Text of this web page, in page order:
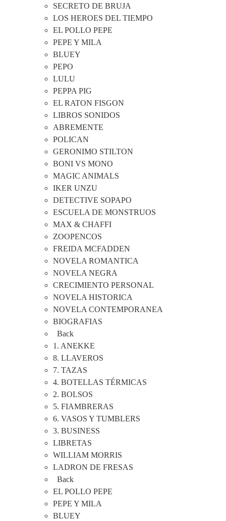
SECRETO DE BRUJA
LOS HEROES DEL TIEMPO
EL POLLO PEPE
PEPE Y MILA
BLUEY
PEPO
LULU
PEPPA PIG
EL RATON FISGON
LIBROS SONIDOS
ABREMENTE
POLICAN
GERONIMO STILTON
BONI VS MONO
MAGIC ANIMALS
IKER UNZU
DETECTIVE SOPAPO
ESCUELA DE MONSTRUOS
MAX & CHAFFI
ZOOPENCOS
FREIDA MCFADDEN
NOVELA ROMANTICA
NOVELA NEGRA
CRECIMIENTO PERSONAL
NOVELA HISTORICA
NOVELA CONTEMPORANEA
BIOGRAFIAS
Back
1. ANEKKE
8. LLAVEROS
7. TAZAS
4. BOTELLAS TÉRMICAS
2. BOLSOS
5. FIAMBRERAS
6. VASOS Y TUMBLERS
3. BUSINESS
LIBRETAS
WILLIAM MORRIS
LADRON DE FRESAS
Back
EL POLLO PEPE
PEPE Y MILA
BLUEY